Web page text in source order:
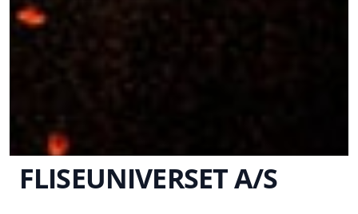
FLISEUNIVERSET A/S